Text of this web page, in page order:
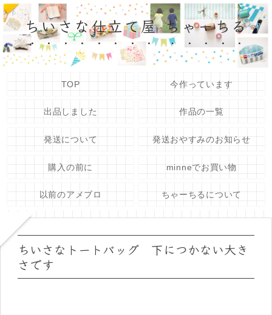
ちいさな仕立て屋 ちゃーちる
TOP 今作っています
出品しました 作品の一覧
発送について 発送おやすみのお知らせ
購入の前に minneでお買い物
以前のアメブロ ちゃーちるについて
ちいさなトートバッグ 下につかない大き
さです